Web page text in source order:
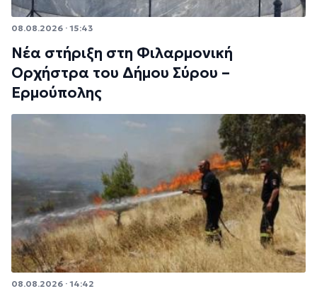
08.08.2026 · 15:43
Νέα στήριξη στη Φιλαρμονική
Ορχήστρα του Δήμου Σύρου –
Ερμούπολης
08.08.2026 · 14:42